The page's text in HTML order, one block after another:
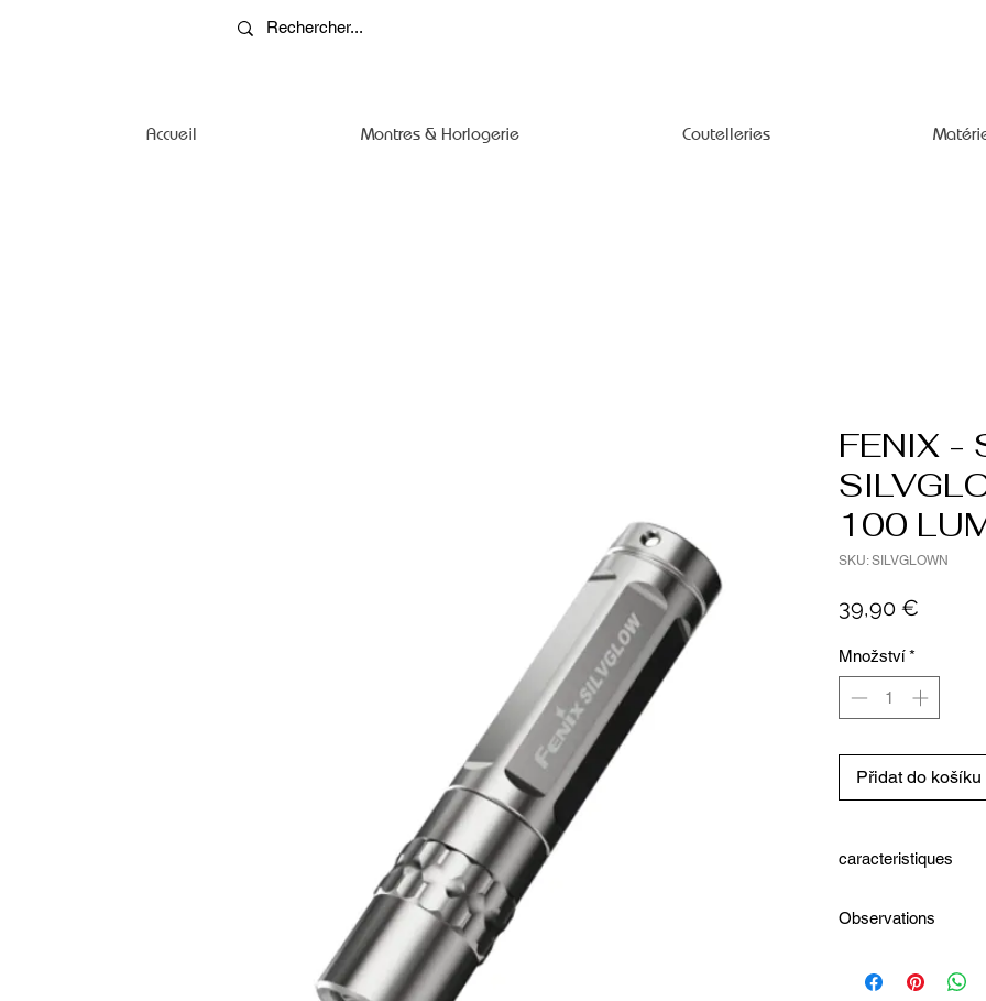
Accueil Montres & Horlogerie Coutelleries
FENIX -
100
SKU: SILVGLOWN
39,90 €
Množství *
Přidat do košíku
caracteristiques
code de série
Taille ultra-
Observations
rechange